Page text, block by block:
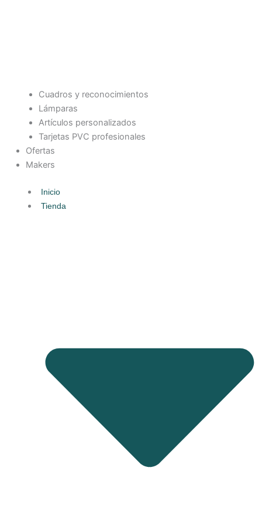
Cuadros y reconocimientos
Lámparas
Artículos personalizados
Tarjetas PVC profesionales
Ofertas
Makers
Inicio
Tienda